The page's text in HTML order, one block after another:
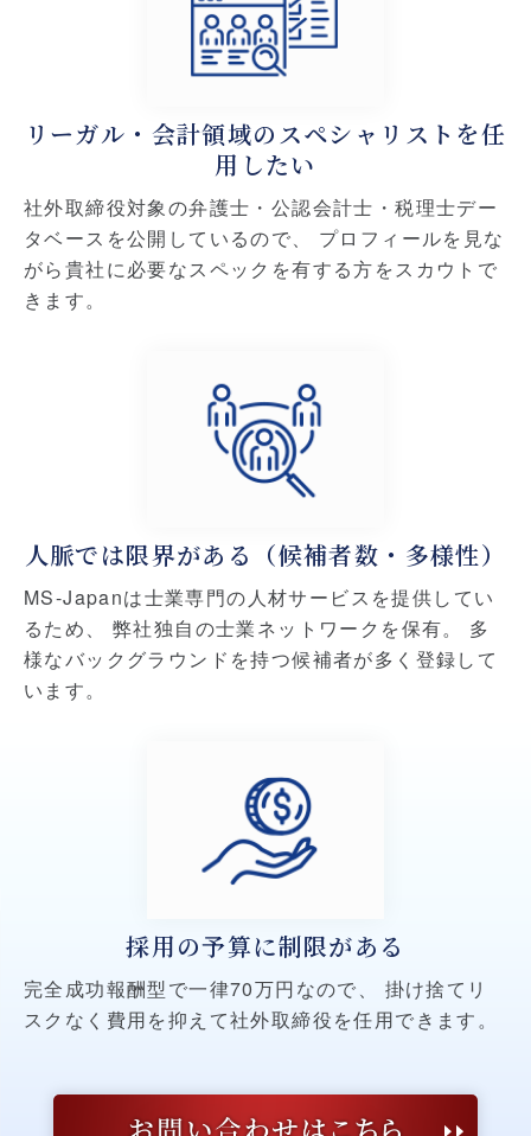
リーガル・会計領域のスペシャリストを任
用したい
社外取締役対象の弁護士・公認会計士・税理士デー
タベースを公開しているので、
プロフィールを見な
がら貴社に必要なスペックを有する方をスカウトで
きます。
人脈では限界がある（候補者数・多様性）
MS-Japanは士業専門の人材サービスを提供してい
るため、
弊社独自の士業ネットワークを保有。
多
様なバックグラウンドを持つ候補者が多く登録して
います。
採用の予算に制限がある
完全成功報酬型で一律70万円なので、
掛け捨てリ
スクなく費用を抑えて社外取締役を任用できます。